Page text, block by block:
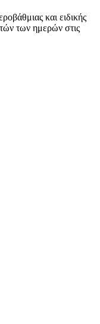
και ειδικής
των ημερών στις